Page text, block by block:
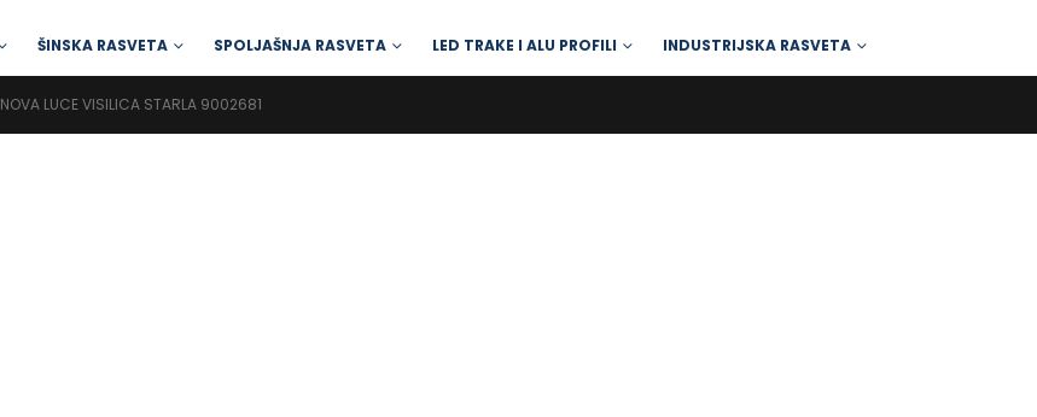
ŠINSKA RASVETA SPOLJAŠNJA RASVETA LED TRAKE I ALU PROFILI INDUSTRIJSKA RASVETA
NOVA LUCE VISILICA STARLA 9002681